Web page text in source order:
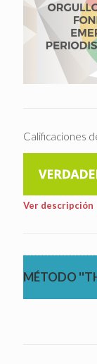
Calificaciones
Ver descripción
MÉTODO